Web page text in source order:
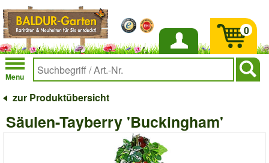
Anmelden
Menu
0
zur Produktübersicht
Säulen-Tayberry 'Buckingham'